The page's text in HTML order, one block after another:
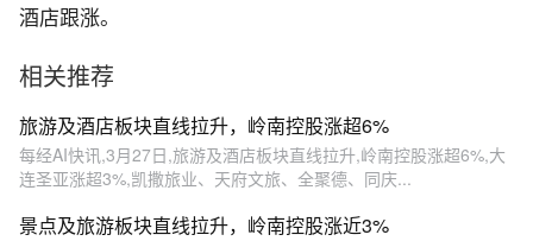
酒店跟涨。
相关推荐
旅游及酒店板块直线拉升，岭南控股涨超6%
每经AI快讯,3月27日,旅游及酒店板块直线拉升,岭南控股涨超6%,大
连圣亚涨超3%,凯撒旅业、天府文旅、全聚德、同庆...
景点及旅游板块直线拉升，岭南控股涨近3%